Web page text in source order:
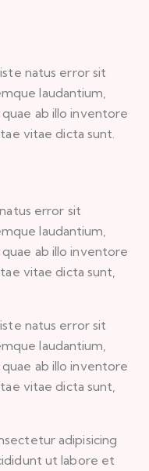
natus error sit
laudantium,
ab illo inventore
vitae dicta sunt.
error sit
laudantium,
ab illo inventore
vitae dicta sunt,
natus error sit
laudantium,
ab illo inventore
vitae dicta sunt,
adipisicing
ut labore et